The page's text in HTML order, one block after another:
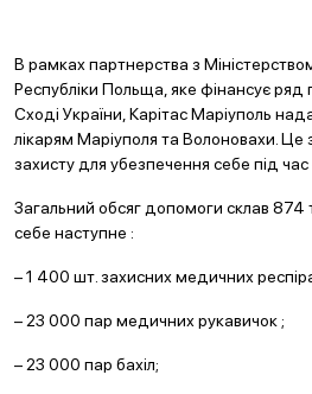
В рамках партнерства з
Республіки Польща, яке фінансує ряд
Сході України, Карітас Маріуполь
лікарям Маріуполя та Волоновахи. Це
захисту для убезпечення себе під час
Загальний обсяг допомоги склав 874
себе наступне :
– 1 400 шт. захисних медичних
– 23 000 пар медичних рукавичок ;
– 23 000 пар бахіл;